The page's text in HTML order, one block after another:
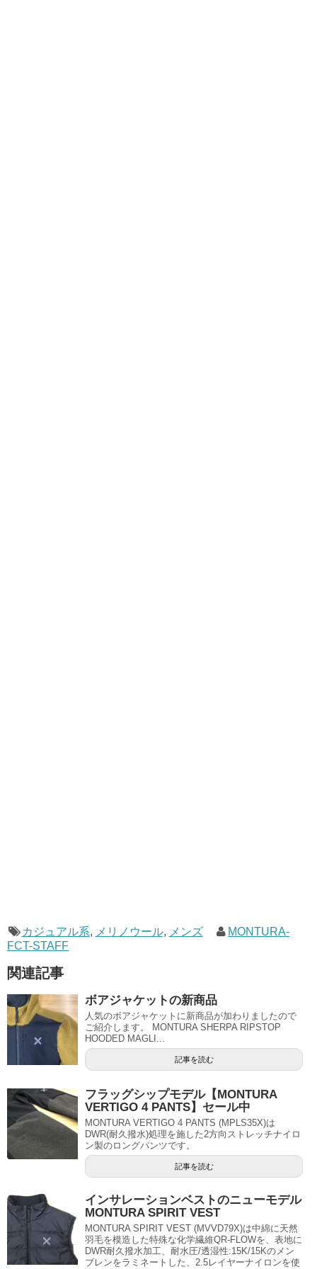
カジュアル系, メリノウール, メンズ
MONTURA-
FCT-STAFF
関連記事
ボアジャケットの新商品
人気のボアジャケットに新商品が加わりましたので
ご紹介します。 MONTURA SHERPA RIPSTOP
HOODED MAGLI...
記事を読む
フラッグシップモデル【MONTURA
VERTIGO 4 PANTS】セール中
MONTURA VERTIGO 4 PANTS (MPLS35X)は
DWR(耐久撥水)処理を施した2方向ストレッチナイロ
ン製のロングパンツです。
記事を読む
インサレーションベストのニューモデル
MONTURA SPIRIT VEST
MONTURA SPIRIT VEST (MVVD79X)は中綿に天然
羽毛を模造した特殊な化学繊維QR-FLOWを、表地に
DWR耐久撥水加工、耐水圧/透湿性:15K/15Kのメン
ブレンをラミネートした、2.5レイヤーナイロンを使